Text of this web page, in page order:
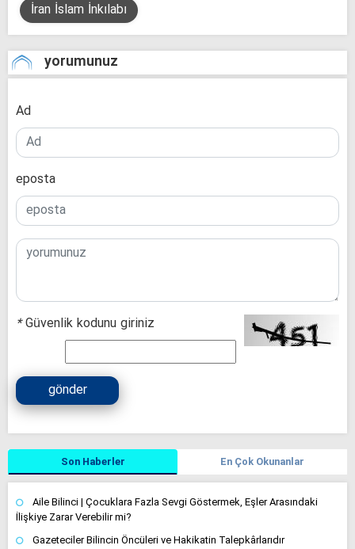
İran İslam İnkılabı
yorumunuz
Ad
eposta
*Güvenlik kodunu giriniz
gönder
Son Haberler En Çok Okunanlar
Aile Bilinci | Çocuklara Fazla Sevgi Göstermek, Eşler Arasındaki
İlişkiye Zarar Verebilir mi?
Gazeteciler Bilincin Öncüleri ve Hakikatin Talepkârlarıdır